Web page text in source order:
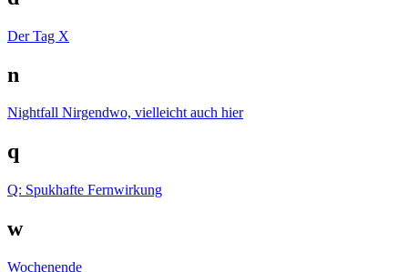
Der Tag X
n
Nightfall Nirgendwo, vielleicht auch hier
q
Q: Spukhafte Fernwirkung
w
Wochenende